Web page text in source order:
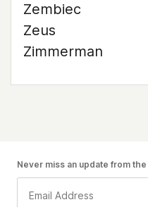
Zembiec
Zeus
Zimmerman
Never miss an update from